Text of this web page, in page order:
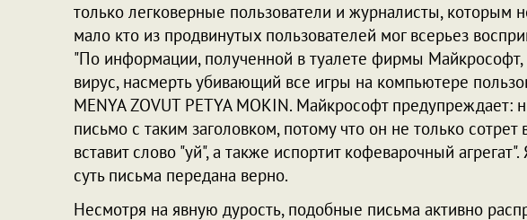
только легковерные пользователи и журналисты, которым
мало кто из продвинутых пользователей мог всерьез
"По информации, полученной в туалете фирмы
вирус, насмерть убивающий все игры на компьютере
MENYA ZOVUT PETYA MOKIN. Майкрософт предупреждает:
письмо с таким заголовком, потому что он не только
вставит слово "уй", а также испортит кофеварочный
суть письма передана верно.
Несмотря на явную дурость, подобные письма активно